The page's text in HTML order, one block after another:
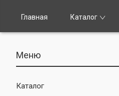
Главная Каталог
Каталог